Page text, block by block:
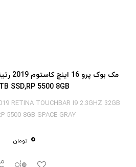
SSD,RP 5500 8GB
RETINA TOUCHBAR I9 2.3GHZ 32GB
5500 8GB SPACE GRAY
0 تومان